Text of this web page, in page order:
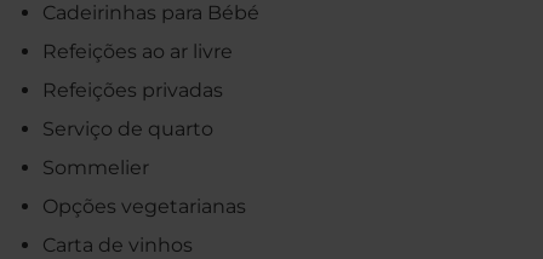
Cadeirinhas para Bébé
Refeições ao ar livre
Refeições privadas
Serviço de quarto
Sommelier
Opções vegetarianas
Carta de vinhos